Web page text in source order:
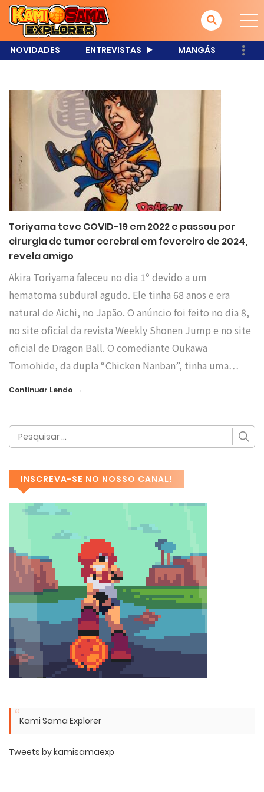
NOVIDADES ENTREVISTAS MANGÁS
Toriyama teve COVID-19 em 2022 e passou por
cirurgia de tumor cerebral em fevereiro de 2024,
revela amigo
Akira Toriyama faleceu no dia 1º devido a um
hematoma subdural agudo. Ele tinha 68 anos e era
natural de Aichi, no Japão. O anúncio foi feito no dia 8,
no site oficial da revista Weekly Shonen Jump e no site
oficial de Dragon Ball. O comediante Oukawa
Tomohide, da dupla “Chicken Nanban”, tinha uma…
Continuar Lendo →
INSCREVA-SE NO NOSSO CANAL!
Kami Sama Explorer
Tweets by kamisamaexp